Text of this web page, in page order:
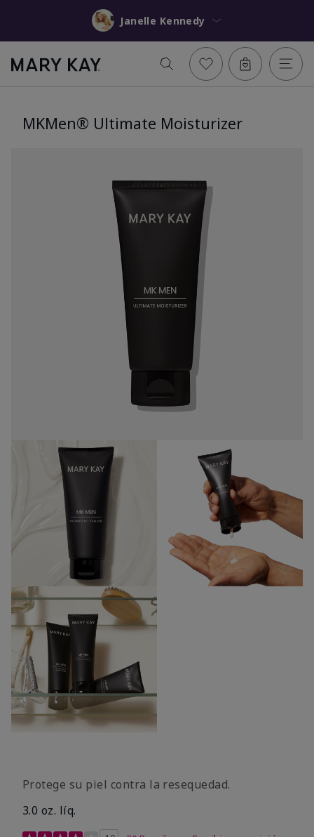
Janelle Kennedy
MKMen® Ultimate Moisturizer
Protege su piel contra la resequedad.
3.0 oz. líq.